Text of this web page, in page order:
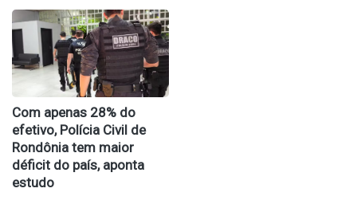
Com apenas 28% do
efetivo, Polícia Civil de
Rondônia tem maior
déficit do país, aponta
estudo